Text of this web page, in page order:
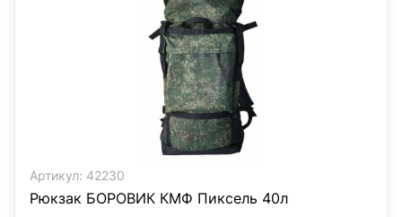
Артикул: 42230
Рюкзак БОРОВИК КМФ Пиксель 40л